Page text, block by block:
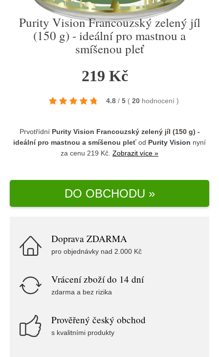
Purity Vision Francouzský zelený jíl
(150 g) - ideální pro mastnou a
smíšenou pleť
219 Kč
4.8 / 5 ( 20 hodnocení )
Prvotřídní Purity Vision Francouzský zelený jíl (150 g) -
ideální pro mastnou a smíšenou pleť od Purity Vision nyní
za cenu 219 Kč. Zobrazit více »
DO OBCHODU »
Doprava ZDARMA
pro objednávky nad 2.000 Kč
Vrácení zboží do 14 dní
zdarma a bez rizika
Prověřený český obchod
s kvalitními produkty